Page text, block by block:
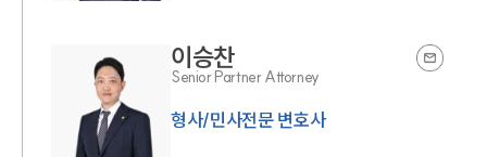
이승찬
Senior Partner Attorney
형사/민사전문 변호사